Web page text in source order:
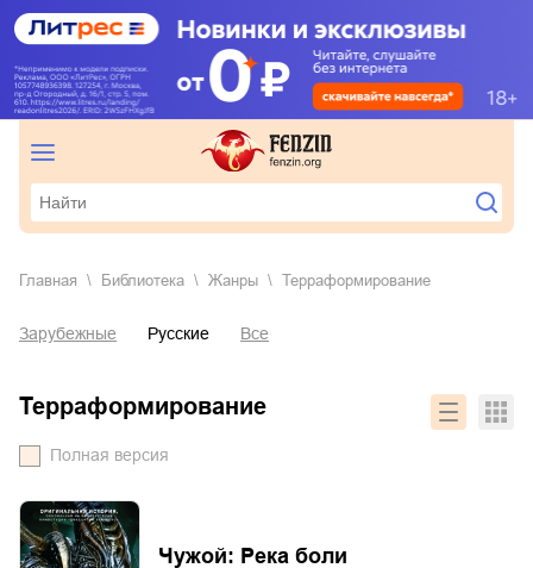
Главная Библиотека Жанры терраформирование
Зарубежные Русские Все
терраформирование
Полная версия
Чужой: Река боли